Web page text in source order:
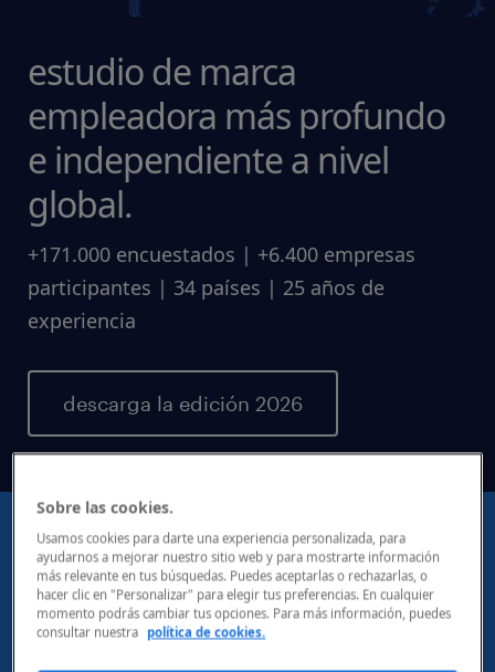
estudio de marca
empleadora más profundo
e independiente a nivel
global.
+171.000 encuestados | +6.400 empresas
participantes | 34 países | 25 años de
experiencia
descarga la edición 2026
Sobre las cookies.
Usamos cookies para darte una experiencia personalizada, para
ayudarnos a mejorar nuestro sitio web y para mostrarte información
más relevante en tus búsquedas. Puedes aceptarlas o rechazarlas, o
hacer clic en "Personalizar" para elegir tus preferencias. En cualquier
momento podrás cambiar tus opciones. Para más información, puedes
consultar nuestra política de cookies.